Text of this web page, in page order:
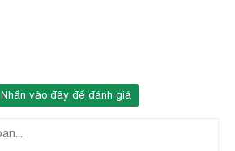
Nhấn vào đây để đánh giá